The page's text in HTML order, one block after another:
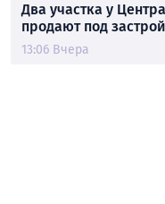
Два участка у
продают под
13:06 Вчера